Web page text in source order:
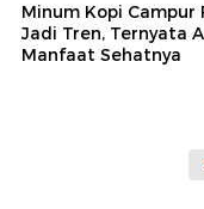
Minum Kopi Campur
Jadi Tren, Ternyata
Manfaat Sehatnya